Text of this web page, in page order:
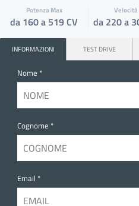
Potenza Max
da 160 a 519 CV
Velocità
da 220 a
INFORMAZIONI TEST DRIVE
Nome *
Cognome *
Email *